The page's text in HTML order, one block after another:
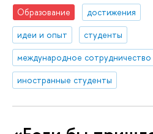
Образование
достижения
идеи и опыт
студенты
международное сотрудничество
иностранные студенты